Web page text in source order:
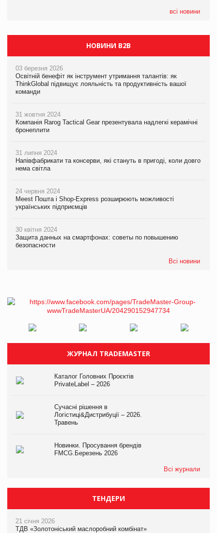
всі новини
НОВИНИ B2B
03 березня 2026
Освітній бенефіт як інструмент утримання талантів: як
ThinkGlobal підвищує лояльність та продуктивність вашої
команди
31 жовтня 2024
Компанія Rarog Tactical Gear презентувала надлегкі керамічні
бронеплити
31 липня 2024
Напівфабрикати та консерви, які стануть в пригоді, коли довго
нема світла
24 червня 2024
Meest Пошта і Shop-Express розширюють можливості
українських підприємців
30 квітня 2024
Защита данных на смартфонах: советы по повышению
безопасности
Всі новини
ЖУРНАЛ TRADEMASTER
Каталог Головних Проєктів
PrivateLabel – 2026
Сучасні рішення в
Логістиці&Дистрибуції – 2026.
Травень
Новинки. Просування брендів
FMCG.Березень 2026
Всі журнали
ТЕНДЕРИ
21 січня 2026
ТДВ «Золотоніський маслоробний комбінат»